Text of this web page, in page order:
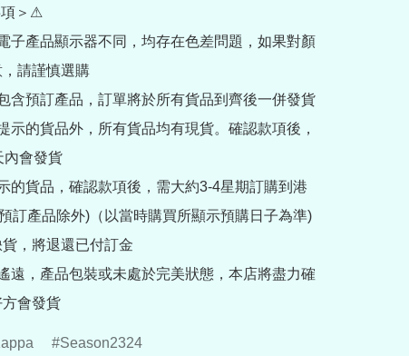
＞⚠
子產品顯示器不同，均存在色差問題，如果對顏
請謹慎選購
含預訂產品，訂單將於所有貨品到齊後一併發貨
示的貨品外，所有貨品均有現貨。確認款項後，
內會發貨
的貨品，確認款項後，需大約3-4星期訂購到港
訂產品除外)（以當時購買所顯示預購日子為準)
貨，將退還已付訂金
遠，產品包裝或未處於完美狀態，本店將盡力確
會發貨
Season2324